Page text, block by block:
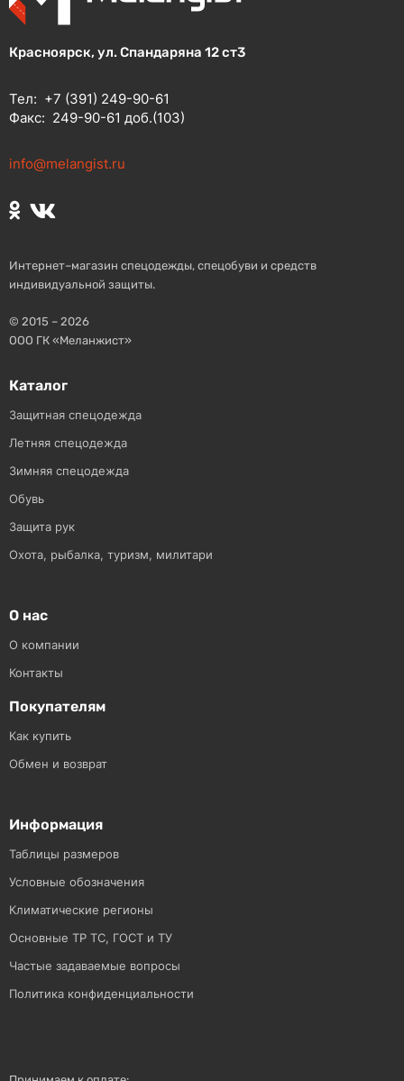
Красноярск, ул. Спандаряна 12 ст3
Тел: +7 (391) 249-90-61
Факс: 249-90-61 доб.(103)
info@melangist.ru
Интернет–магазин спецодежды, спецобуви и средств
индивидуальной защиты.
© 2015 – 2026
ООО ГК «Меланжист»
Каталог
Защитная спецодежда
Летняя спецодежда
Зимняя спецодежда
Обувь
Защита рук
Охота, рыбалка, туризм, милитари
О нас
О компании
Контакты
Покупателям
Как купить
Обмен и возврат
Информация
Таблицы размеров
Условные обозначения
Климатические регионы
Основные ТР ТС, ГОСТ и ТУ
Частые задаваемые вопросы
Политика конфиденциальности